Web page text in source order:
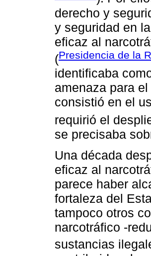
derecho y
y seguridad en
eficaz al
(Presidencia de la
identificaba
amenaza para
consistió en el
requirió el
se precisaba
Una década
eficaz al
parece haber
fortaleza del
tampoco otros
narcotráfico -
sustancias